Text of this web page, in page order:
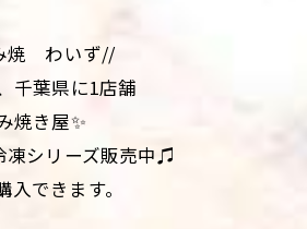
焼 わいず//
千葉県に1店舗
焼き屋✨
凍シリーズ販売中♫
できます。